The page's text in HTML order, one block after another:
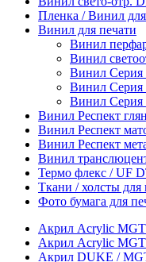
Пленка / Винил
Винил для печати
Винил
Винил
Винил Серия
Винил Серия
Винил Серия
Винил Респект
Винил Респект
Винил Респект
Винил
Термо флекс / UF
Ткани / холсты для
Фото бумага для
Акрил Acrylic
Акрил Acrylic
Акрил DUKE /